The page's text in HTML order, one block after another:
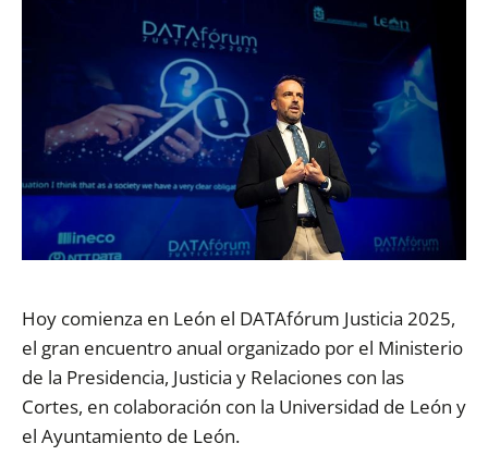
Hoy comienza en León el DATAfórum Justicia 2025,
el gran encuentro anual organizado por el Ministerio
de la Presidencia, Justicia y Relaciones con las
Cortes, en colaboración con la Universidad de León y
el Ayuntamiento de León.